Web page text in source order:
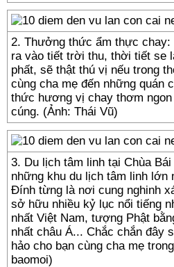
2. Thưởng thức ẩm thực chay:
ra vào tiết trời thu, thời tiết se
phất, sẽ thật thú vị nếu trong
cùng cha mẹ đến những quán
thức hương vị chay thơm ngon
cúng. (Ảnh: Thái Vũ)
3. Du lịch tâm linh tại Chùa
những khu du lịch tâm linh lớn
Đính từng là nơi cung nghinh
sở hữu nhiều kỷ lục nổi tiếng
nhất Việt Nam, tượng Phật
nhất châu Á... Chắc chắn đây
hảo cho bạn cùng cha mẹ
baomoi)